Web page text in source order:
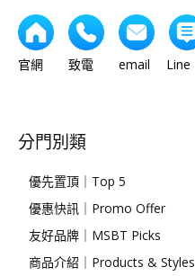
官網 致電 email Line
分門別類
優先置頂｜Top 5
優惠快訊｜Promo Offer
友好品牌｜MSBT Picks
商品介紹｜Products & Styles